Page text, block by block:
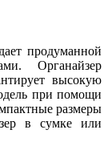
продуманной
Органайзер
высокую
при помощи
размеры
в сумке или